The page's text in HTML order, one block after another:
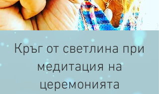
Кръг от светлина при
медитация на
церемонията